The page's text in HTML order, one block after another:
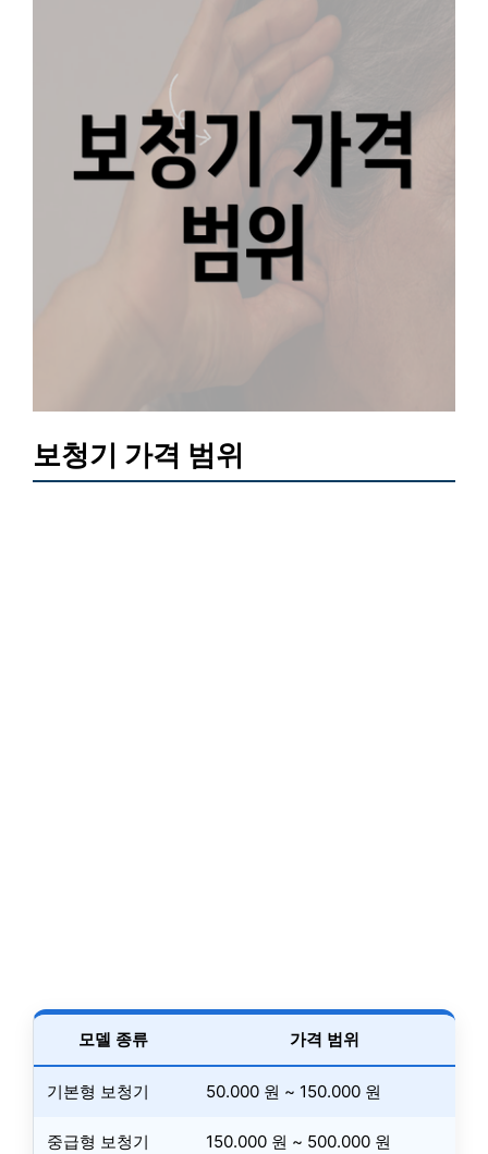
보청기 가격 범위
모델 종류 가격 범위
기본형 보청기 50.000 원 ~ 150.000 원
중급형 보청기 150.000 원 ~ 500.000 원